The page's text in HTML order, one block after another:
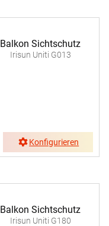
Balkon Sichtschutz
Irisun Uniti G013
Konfigurieren
Balkon Sichtschutz
Irisun Uniti G180